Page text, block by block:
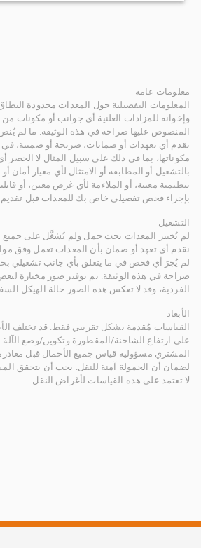
معلومات عامة
المعلومات التفصيلية حول المعدات محدودة
وإخوانه للمزادات العلنية أي جوانب أو مكونات
المنصوص عليها صراحة في هذه الوثيقة. ما لم
نقدم أي تعهدات أو ضمانات، صريحة أو ضمنية، في
مكوناتها، بما في ذلك على سبيل المثال لا الحصر
بالتشغيل أو المطابقة أو الامتثال لأي معيار أمان
تنظيمية معنية، أو الملاءمة لأي غرض معين، أو
بإجراء فحص تفصيلي خاص بك للمعدات قبل تقديم
التشغيل
لم تُختبر المعدات تحت حمل ولم تُشغَّل على جميع
نقدم أي تعهد أو ضمان بأن المعدات تعمل وفق
لم يُجرَ أي فحص في ما يتعلق بأي جانب تشغيلي
صراحة في هذه الوثيقة. تم توفير صور مختارة
الفردية، وقد لا تعكس هذه الصور حالة الهيكل
الأبعاد
القياسات مُقدمة بشكل تقريبي فقط. قد تختلف
على ارتفاع الشاحنة/المقطورة وتكوين/وضع
المشتري مسؤولية قياس جميع الأحمال قبل
لضمان أن الحمولة آمنة للنقل. يجب أن يتحقق
لا تعتمد على هذه القياسات لأغراض النقل.